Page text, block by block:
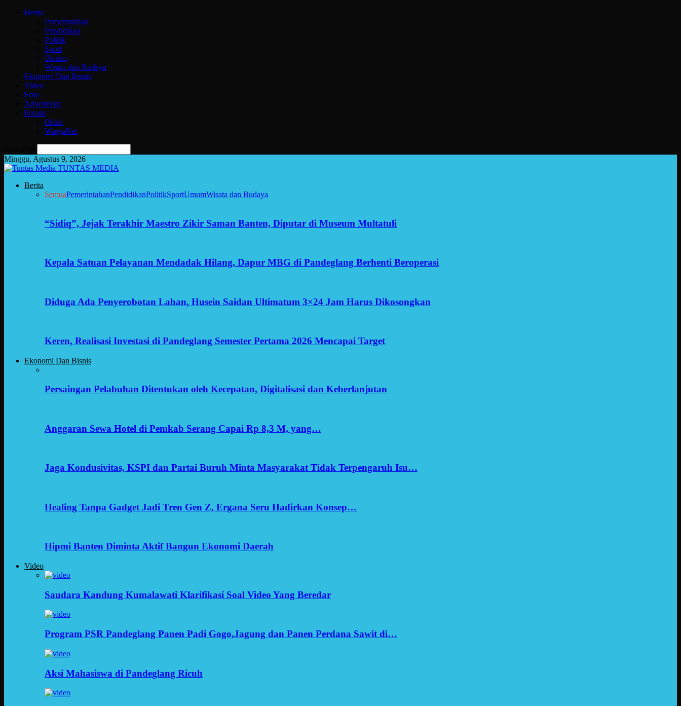
Berita
Pemerintahan
Pendidikan
Politik
Sport
Umum
Wisata dan Budaya
Ekonomi Dan Bisnis
Video
Foto
Advertorial
Forum
Opini
WargaNet
Minggu, Agustus 9, 2026
TUNTAS MEDIA
Berita
SemuaPemerintahanPendidikanPolitikSportUmumWisata dan Budaya
“Sidiq”, Jejak Terakhir Maestro Zikir Saman Banten, Diputar di Museum Multatuli
Kepala Satuan Pelayanan Mendadak Hilang, Dapur MBG di Pandeglang Berhenti Beroperasi
Diduga Ada Penyerobotan Lahan, Husein Saidan Ultimatum 3×24 Jam Harus Dikosongkan
Keren, Realisasi Investasi di Pandeglang Semester Pertama 2026 Mencapai Target
Ekonomi Dan Bisnis
Persaingan Pelabuhan Ditentukan oleh Kecepatan, Digitalisasi dan Keberlanjutan
Anggaran Sewa Hotel di Pemkab Serang Capai Rp 8,3 M, yang…
Jaga Kondusivitas, KSPI dan Partai Buruh Minta Masyarakat Tidak Terpengaruh Isu…
Healing Tanpa Gadget Jadi Tren Gen Z, Ergana Seru Hadirkan Konsep…
Hipmi Banten Diminta Aktif Bangun Ekonomi Daerah
Video
Saudara Kandung Kumalawati Klarifikasi Soal Video Yang Beredar
Program PSR Pandeglang Panen Padi Gogo,Jagung dan Panen Perdana Sawit di…
Aksi Mahasiswa di Pandeglang Ricuh